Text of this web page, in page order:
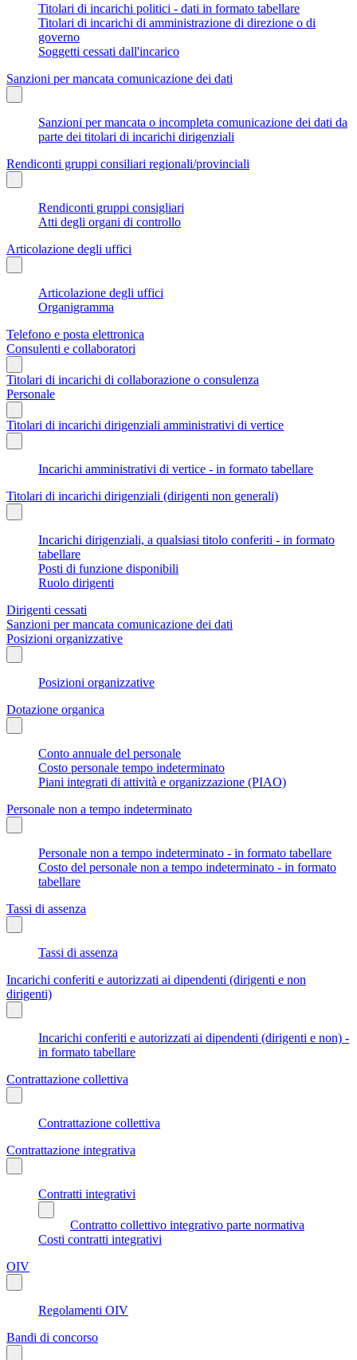
Titolari di incarichi politici - dati in formato tabellare
Titolari di incarichi di amministrazione di direzione o di
governo
Soggetti cessati dall'incarico
Sanzioni per mancata comunicazione dei dati
Sanzioni per mancata o incompleta comunicazione dei dati da
parte dei titolari di incarichi dirigenziali
Rendiconti gruppi consiliari regionali/provinciali
Rendiconti gruppi consigliari
Atti degli organi di controllo
Articolazione degli uffici
Articolazione degli uffici
Organigramma
Telefono e posta elettronica
Consulenti e collaboratori
Titolari di incarichi di collaborazione o consulenza
Personale
Titolari di incarichi dirigenziali amministrativi di vertice
Incarichi amministrativi di vertice - in formato tabellare
Titolari di incarichi dirigenziali (dirigenti non generali)
Incarichi dirigenziali, a qualsiasi titolo conferiti - in formato
tabellare
Posti di funzione disponibili
Ruolo dirigenti
Dirigenti cessati
Sanzioni per mancata comunicazione dei dati
Posizioni organizzative
Posizioni organizzative
Dotazione organica
Conto annuale del personale
Costo personale tempo indeterminato
Piani integrati di attività e organizzazione (PIAO)
Personale non a tempo indeterminato
Personale non a tempo indeterminato - in formato tabellare
Costo del personale non a tempo indeterminato - in formato
tabellare
Tassi di assenza
Tassi di assenza
Incarichi conferiti e autorizzati ai dipendenti (dirigenti e non
dirigenti)
Incarichi conferiti e autorizzati ai dipendenti (dirigenti e non) -
in formato tabellare
Contrattazione collettiva
Contrattazione collettiva
Contrattazione integrativa
Contratti integrativi
Contratto collettivo integrativo parte normativa
Costi contratti integrativi
OIV
Regolamenti OIV
Bandi di concorso